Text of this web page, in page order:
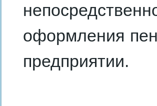
оформления
предприятии.